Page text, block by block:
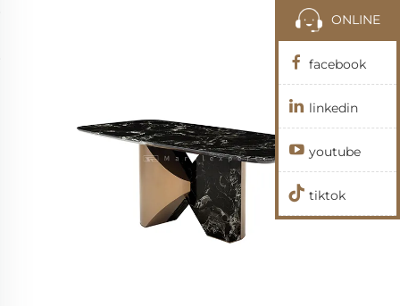
ONLINE
facebook
linkedin
youtube
tiktok